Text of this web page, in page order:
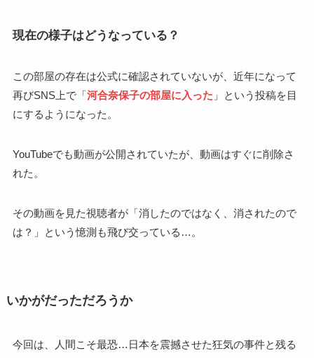
現在の様子はどうなっている？
この部屋の存在は公式に確認されていないが、近年になって
再びSNS上で「 河合奈保子の部屋に入った 」という投稿を目
にするようになった。
YouTubeでも動画が公開されていたが、動画はすぐに削除さ
れた。
その動画を見た視聴者が「消したのではなく、消されたので
は？」という憶測も飛び交っている…。
いかがだっただろうか
今回は、人間こそ最恐…日本を震撼させた狂気の事件と残る